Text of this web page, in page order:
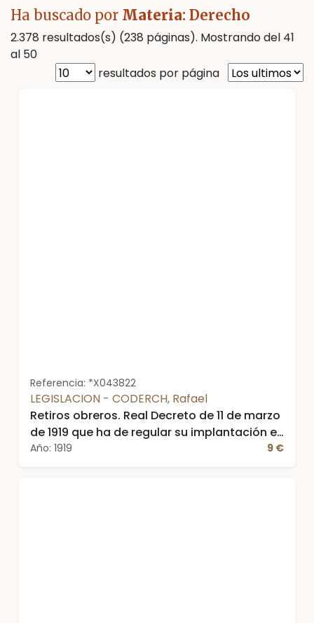
Ha buscado por Materia: Derecho
2.378 resultados(s) (238 páginas). Mostrando del 41
al 50
resultados por página
Referencia: *X043822
LEGISLACION - CODERCH, Rafael
Retiros obreros. Real Decreto de 11 de marzo
de 1919 que ha de regular su implantación en
España. Estudio crítico por ...
Año: 1919 9 €